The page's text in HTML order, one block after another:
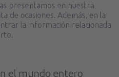
presentamos en nuestra
de ocasiones. Además, en la
la información relacionada
el mundo entero